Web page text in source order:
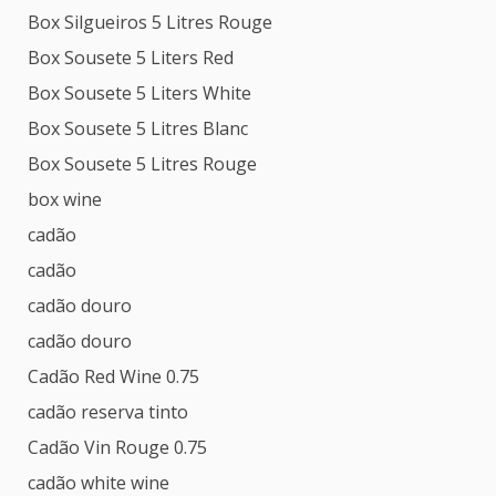
Box Silgueiros 5 Litres Rouge
Box Sousete 5 Liters Red
Box Sousete 5 Liters White
Box Sousete 5 Litres Blanc
Box Sousete 5 Litres Rouge
box wine
cadão
cadão
cadão douro
cadão douro
Cadão Red Wine 0.75
cadão reserva tinto
Cadão Vin Rouge 0.75
cadão white wine